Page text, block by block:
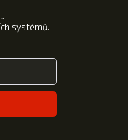
systémů.